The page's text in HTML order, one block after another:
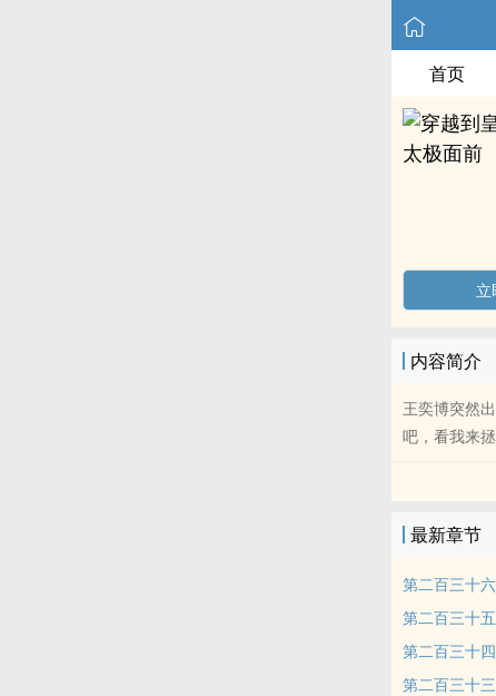
首页
立
内容简介
王奕博突然
吧，看我来拯
最新章节
第二百三十
第二百三十
第二百三十
第二百三十